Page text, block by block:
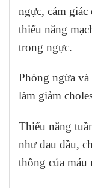
ngực, cảm
thiểu năng
trong ngực.
Phòng ngừa
làm giảm
Thiểu năng
như đau đầu,
thông của máu